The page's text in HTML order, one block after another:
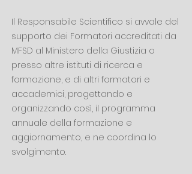
Il Responsabile Scientifico si avvale del
supporto dei Formatori accreditati da
MFSD al Ministero della Giustizia o
presso altre istituti di ricerca e
formazione, e di altri formatori e
accademici, progettando e
organizzando così, il programma
annuale della formazione e
aggiornamento, e ne coordina lo
svolgimento.